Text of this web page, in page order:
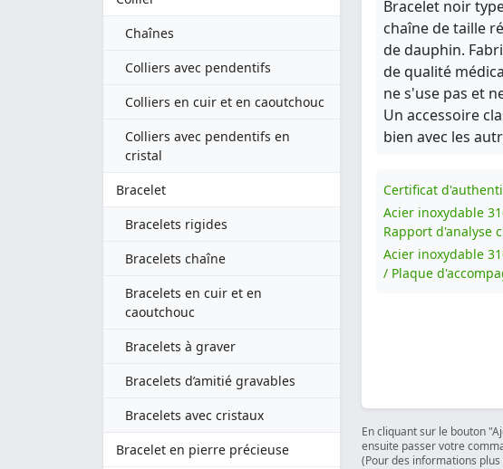
Chaînes
Colliers avec pendentifs
Colliers en cuir et en caoutchouc
Colliers avec pendentifs en
cristal
Bracelet
Bracelets rigides
Bracelets chaîne
Bracelets en cuir et en
caoutchouc
Bracelets à graver
Bracelets d’amitié gravables
Bracelets avec cristaux
Bracelet en pierre précieuse
Bracelet noir
chaîne de taille
de dauphin.
de qualité
ne s'use pas et
Un accessoire
bien avec les
Certificat
Acier inoxydable
Rapport d'analyse
Acier inoxydable
/ Plaque
En cliquant sur le bouton
ensuite passer votre
(Pour des informations